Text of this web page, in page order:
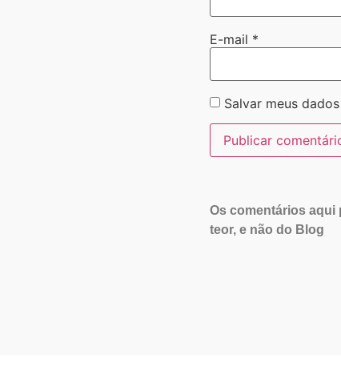
E-mail *
Salvar meus
Os comentários aqui
teor, e não do Blog